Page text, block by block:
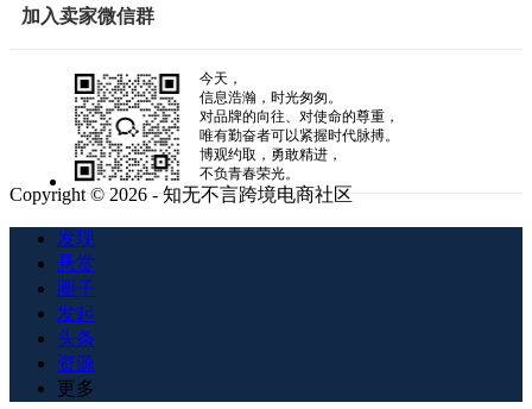
加入卖家微信群
今天，
信息浩瀚，时光匆匆。
对品牌的向往、对使命的尊重，
唯有勤奋者可以紧握时代脉搏。
博观约取，勇敢精进，
不负青春荣光。
Copyright © 2026 - 知无不言跨境电商社区
发现
悬赏
圈子
发起
头条
资源
更多